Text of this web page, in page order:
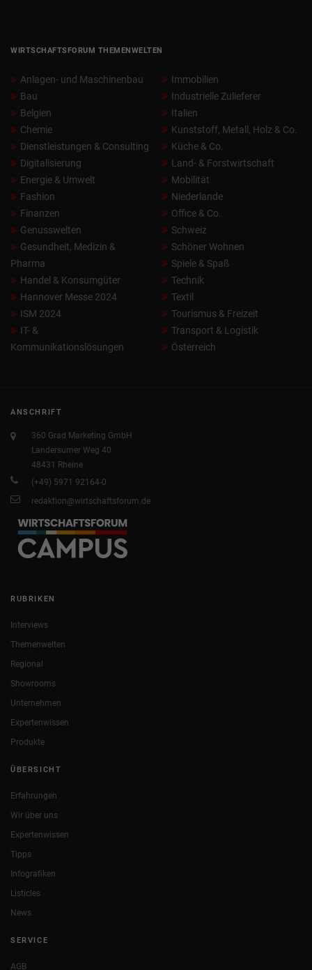
WIRTSCHAFTSFORUM THEMENWELTEN
Anlagen- und Maschinenbau
Bau
Belgien
Chemie
Dienstleistungen & Consulting
Digitalisierung
Energie & Umwelt
Fashion
Finanzen
Genusswelten
Gesundheit, Medizin &
Pharma
Handel & Konsumgüter
Hannover Messe 2024
ISM 2024
IT- &
Kommunikationslösungen
Immobilien
Industrielle Zulieferer
Italien
Kunststoff, Metall, Holz & Co.
Küche & Co.
Land- & Forstwirtschaft
Mobilität
Niederlande
Office & Co.
Schweiz
Schöner Wohnen
Spiele & Spaß
Technik
Textil
Tourismus & Freizeit
Transport & Logistik
Österreich
ANSCHRIFT
360 Grad Marketing GmbH
Landersumer Weg 40
48431 Rheine
(+49) 5971 92164-0
redaktion@wirtschaftsforum.de
RUBRIKEN
Interviews
Themenwelten
Regional
Showrooms
Unternehmen
Expertenwissen
Produkte
ÜBERSICHT
Erfahrungen
Wir über uns
Expertenwissen
Tipps
Infografiken
Listicles
News
SERVICE
AGB